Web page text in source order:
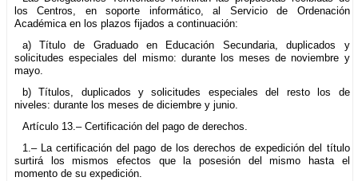
los Centros, en soporte informático, al Servicio de Ordenación
Académica en los plazos fijados a continuación:
a) Título de Graduado en Educación Secundaria, duplicados y
solicitudes especiales del mismo: durante los meses de noviembre y
mayo.
b) Títulos, duplicados y solicitudes especiales del resto los de
niveles: durante los meses de diciembre y junio.
Artículo 13.– Certificación del pago de derechos.
1.– La certificación del pago de los derechos de expedición del título
surtirá los mismos efectos que la posesión del mismo hasta el
momento de su expedición.